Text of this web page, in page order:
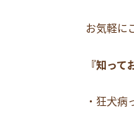
お気軽に
『知って
・狂犬病